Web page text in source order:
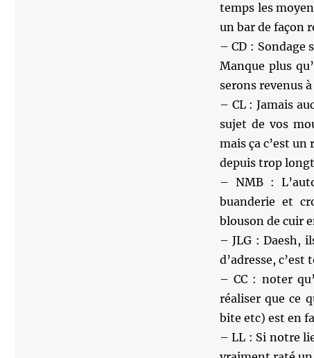
temps les
un bar de façon
– CD : Sondage
Manque plus
serons revenus
– CL : Jamais
sujet de vos
mais ça c’est
depuis trop
– NMB :
buanderie et
blouson de cuir
– JLG : Daesh,
d’adresse, c’est
– CC : noter
réaliser que ce
bite etc) est en
– LL : Si notre